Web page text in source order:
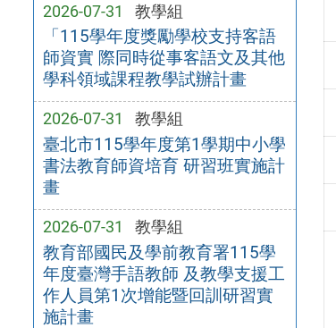
2026-07-31 教學組
「115學年度獎勵學校支持客語
師資實 際同時從事客語文及其他
學科領域課程教學試辦計畫
2026-07-31 教學組
臺北市115學年度第1學期中小學
書法教育師資培育 研習班實施計
畫
2026-07-31 教學組
教育部國民及學前教育署115學
年度臺灣手語教師 及教學支援工
作人員第1次增能暨回訓研習實
施計畫